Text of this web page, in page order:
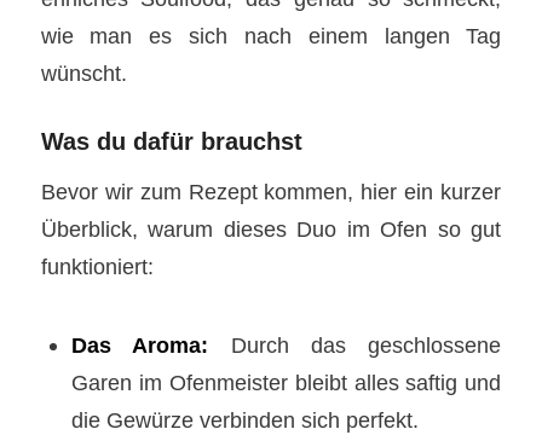
wie man es sich nach einem langen Tag
wünscht.
Was du dafür brauchst
Bevor wir zum Rezept kommen, hier ein kurzer
Überblick, warum dieses Duo im Ofen so gut
funktioniert:
Das Aroma: Durch das geschlossene
Garen im Ofenmeister bleibt alles saftig und
die Gewürze verbinden sich perfekt.